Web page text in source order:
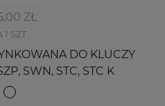
ZŁ
1 SZT.
DO KLUCZY
SWN, STC, STC K